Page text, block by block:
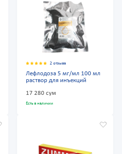
2 отзыва
Лефлодоза 5 мг/мл 100 мл
раствор для инъекций
17 280 сум
Есть в наличии